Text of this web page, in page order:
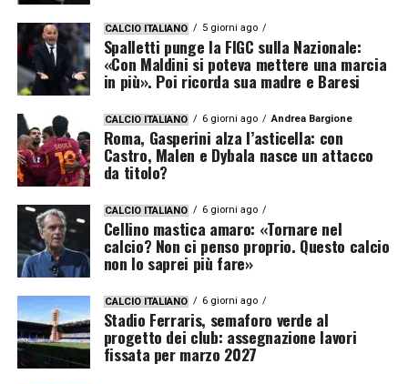
CALCIO ITALIANO 5 giorni ago
Spalletti punge la FIGC sulla Nazionale:
«Con Maldini si poteva mettere una marcia
in più». Poi ricorda sua madre e Baresi
CALCIO ITALIANO 6 giorni ago Andrea Bargione
Roma, Gasperini alza l’asticella: con
Castro, Malen e Dybala nasce un attacco
da titolo?
CALCIO ITALIANO 6 giorni ago
Cellino mastica amaro: «Tornare nel
calcio? Non ci penso proprio. Questo calcio
non lo saprei più fare»
CALCIO ITALIANO 6 giorni ago
Stadio Ferraris, semaforo verde al
progetto dei club: assegnazione lavori
fissata per marzo 2027